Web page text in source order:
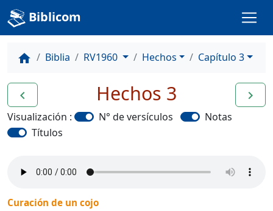
Biblicom
home Biblia RV1960 Hechos Capítulo 3
navigate_before navigate_next
Hechos 3
Visualización : N° de versículos
Notas
Títulos
Curación de un cojo